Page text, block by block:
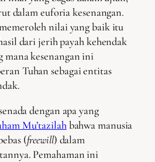
dalam euforia kesenangan.
nilai yang baik itu
dari jerih payah kehendak
mana kesenangan ini
Tuhan sebagai entitas
dengan apa yang
Mu’tazilahbahwa manusia
(freewill) dalam
Pemahaman ini